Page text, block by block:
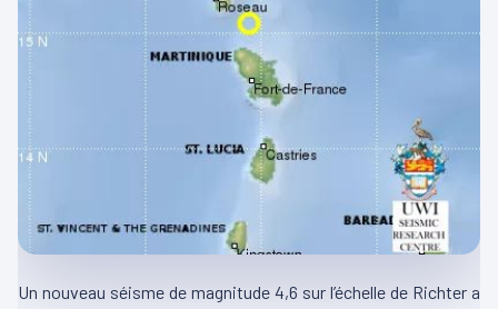
Un nouveau séisme de magnitude 4,6 sur l’échelle de Richter a